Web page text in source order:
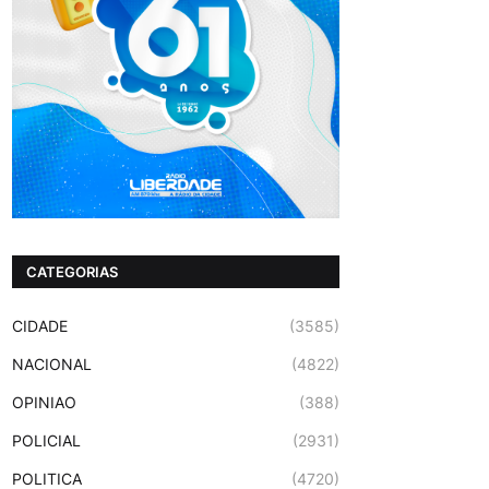
CATEGORIAS
CIDADE (3585)
NACIONAL (4822)
OPINIAO (388)
POLICIAL (2931)
POLITICA (4720)